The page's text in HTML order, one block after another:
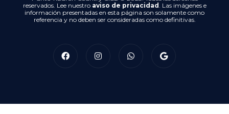
reservados. Lee nuestro aviso de privacidad. Las imágenes e
información presentadas en esta página son solamente como
referencia y no deben ser consideradas como definitivas.